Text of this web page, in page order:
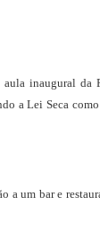
inaugural da
a Lei Seca
a um bar e